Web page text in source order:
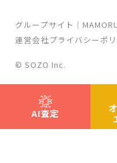
AI査定
運営会社プライバシーポ
グループサイト｜
© SOZO Inc.